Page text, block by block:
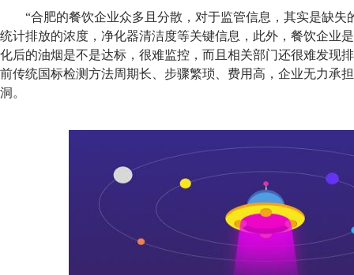
“合肥的餐饮企业众多且分散，对于监管信息，其实是缺失
统计排放的浓度，净化器清洁度等关键信息，此外，餐饮企业
化后的油烟是不是达标，很难监控，而且相关部门还很难发现
前传统国标检测方法周期长、步骤繁琐、费用高，企业无力承
洞。